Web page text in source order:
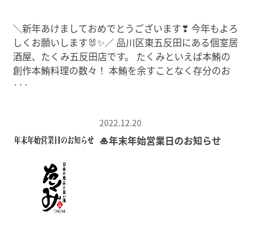
＼新年あけましておめでとうございます❣ 今年もよろ
しくお願いします🐰✨／ 品川区東五反田にある個室居
酒屋、たくみ五反田店です。 たくみといえば本鮪の
創作本鮪料理の数々！ 本鮪を余すことなく存分のお
···
2022.12.20
🎍年末年始営業日のお知らせ